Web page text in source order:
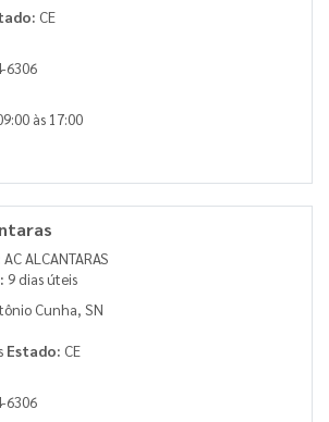
CE
6306
às 17:00
AC ALCANTARAS
9 dias úteis
Cunha, SN
Estado: CE
6306